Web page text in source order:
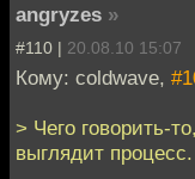
angryzes »
#110 | 20.08.10 15:07
Кому: coldwave,
> Чего говорить-
выглядит процесс.